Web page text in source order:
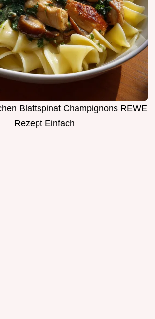
Blattspinat Champignons REWE
Rezept Einfach